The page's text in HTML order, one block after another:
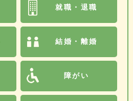
就職・退職
結婚・離婚
障がい